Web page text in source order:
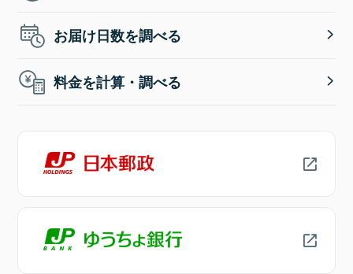
お届け日数を調べる
料金を計算・調べる